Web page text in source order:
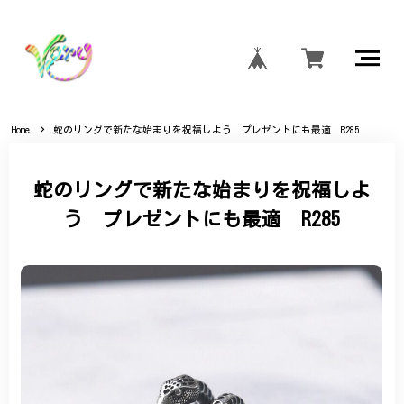
Home 蛇のリングで新たな始まりを祝福しよう プレゼントにも最適 R285
蛇のリングで新たな始まりを祝福しよ
う プレゼントにも最適 R285